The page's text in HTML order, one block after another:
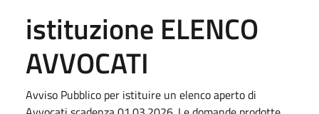
istituzione ELENCO
AVVOCATI
Avviso Pubblico per istituire un elenco aperto di